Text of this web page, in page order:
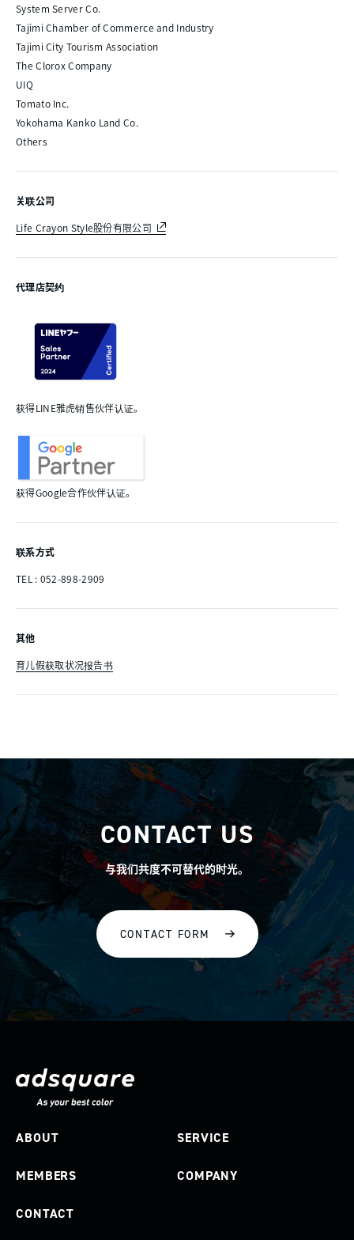
System Server Co.
Tajimi Chamber of Commerce and Industry
Tajimi City Tourism Association
The Clorox Company
UIQ
Tomato Inc.
Yokohama Kanko Land Co.
Others
关联公司
Life Crayon Style股份有限公司
代理店契约
获得LINE雅虎销售伙伴认证。
获得Google合作伙伴认证。
联系方式
TEL : 052-898-2909
其他
育儿假获取状况报告书
CONTACT US
与我们共度不可替代的时光。
CONTACT FORM
ABOUT SERVICE
MEMBERS COMPANY
CONTACT